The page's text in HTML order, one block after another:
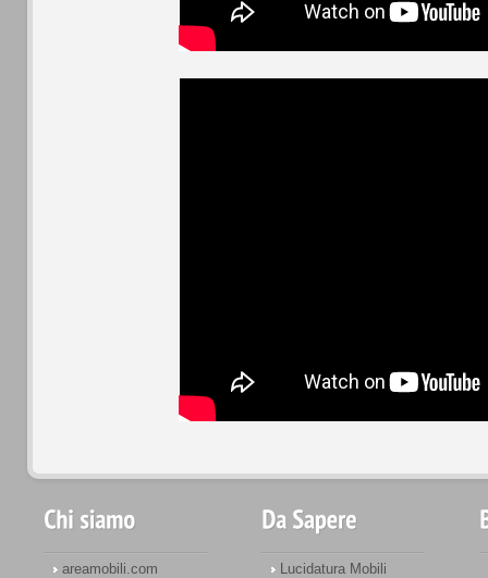
areamobili.com Lucidatura Mobili